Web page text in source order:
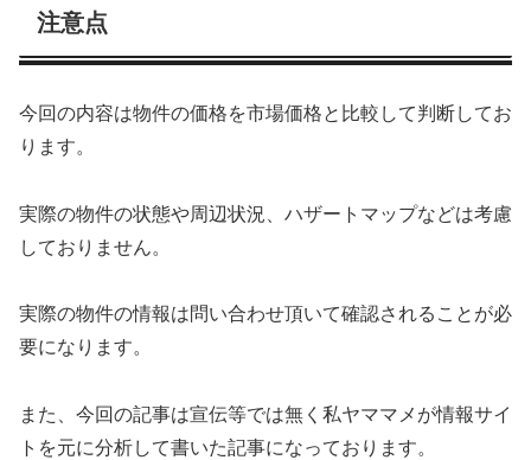
注意点
今回の内容は物件の価格を市場価格と比較して判断してお
ります。
実際の物件の状態や周辺状況、ハザートマップなどは考慮
しておりません。
実際の物件の情報は問い合わせ頂いて確認されることが必
要になります。
また、今回の記事は宣伝等では無く私ヤママメが情報サイ
トを元に分析して書いた記事になっております。